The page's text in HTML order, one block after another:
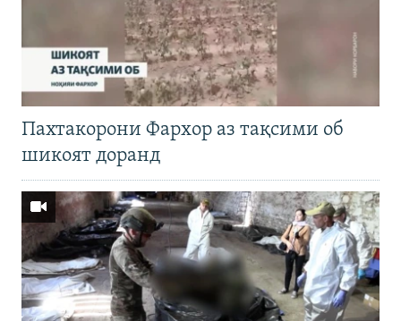
Пахтакорони Фархор аз тақсими об
шикоят доранд